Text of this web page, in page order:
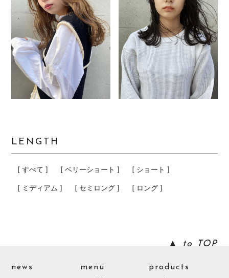
LENGTH
[ すべて ] [ ベリーショート ] [ ショート ]
[ ミディアム ] [ セミロング ] [ ロング ]
▲ to TOP
news menu
products